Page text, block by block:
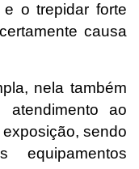
o trepidar forte
causa
nela também
ao
sendo
equipamentos